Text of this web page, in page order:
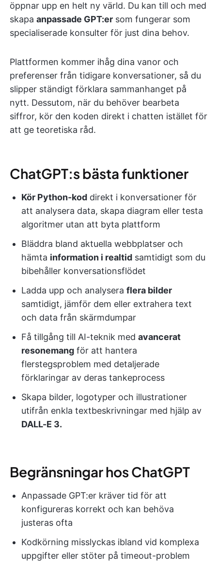
öppnar upp en helt ny värld. Du kan till och med
skapa anpassade GPT:er som fungerar som
specialiserade konsulter för just dina behov.
Plattformen kommer ihåg dina vanor och
preferenser från tidigare konversationer, så du
slipper ständigt förklara sammanhanget på
nytt. Dessutom, när du behöver bearbeta
siffror, kör den koden direkt i chatten istället för
att ge teoretiska råd.
ChatGPT:s bästa funktioner
Kör Python-kod direkt i konversationer för
att analysera data, skapa diagram eller testa
algoritmer utan att byta plattform
Bläddra bland aktuella webbplatser och
hämta information i realtid samtidigt som du
bibehåller konversationsflödet
Ladda upp och analysera flera bilder
samtidigt, jämför dem eller extrahera text
och data från skärmdumpar
Få tillgång till AI-teknik med avancerat
resonemang för att hantera
flerstegsproblem med detaljerade
förklaringar av deras tankeprocess
Skapa bilder, logotyper och illustrationer
utifrån enkla textbeskrivningar med hjälp av
DALL-E 3.
Begränsningar hos ChatGPT
Anpassade GPT:er kräver tid för att
konfigureras korrekt och kan behöva
justeras ofta
Kodkörning misslyckas ibland vid komplexa
uppgifter eller stöter på timeout-problem